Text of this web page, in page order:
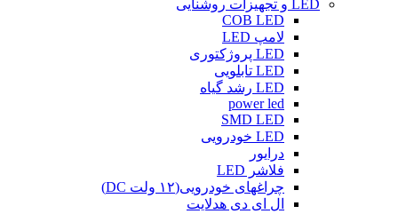
LED و تجهیزات روشنایی
COB LED
لامپ LED
LED پروژکتوری
LED تابلویی
LED رشد گیاه
power led
SMD LED
LED خودرویی
درایور
فلاشر LED
چراغهای خودرویی(۱۲ ولت DC)
ال ای دی هدلایت